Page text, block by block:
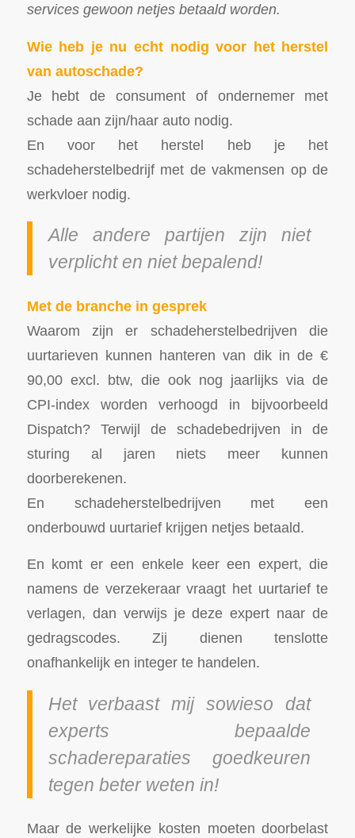
services gewoon netjes betaald worden.
Wie heb je nu echt nodig voor het herstel
van autoschade?
Je hebt de consument of ondernemer met
schade aan zijn/haar auto nodig.
En voor het herstel heb je het
schadeherstelbedrijf met de vakmensen op de
werkvloer nodig.
Alle andere partijen zijn niet
verplicht en niet bepalend!
Met de branche in gesprek
Waarom zijn er schadeherstelbedrijven die
uurtarieven kunnen hanteren van dik in de €
90,00 excl. btw, die ook nog jaarlijks via de
CPI-index worden verhoogd in bijvoorbeeld
Dispatch? Terwijl de schadebedrijven in de
sturing al jaren niets meer kunnen
doorberekenen.
En schadeherstelbedrijven met een
onderbouwd uurtarief krijgen netjes betaald.
En komt er een enkele keer een expert, die
namens de verzekeraar vraagt het uurtarief te
verlagen, dan verwijs je deze expert naar de
gedragscodes. Zij dienen tenslotte
onafhankelijk en integer te handelen.
Het verbaast mij sowieso dat
experts bepaalde
schadereparaties goedkeuren
tegen beter weten in!
Maar de werkelijke kosten moeten doorbelast